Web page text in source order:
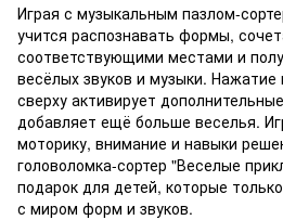
Играя с музыкальным пазлом-
учится распознавать формы,
соответствующими местами и
весёлых звуков и музыки. Нажатие
сверху активирует
добавляет ещё больше веселья.
моторику, внимание и навыки
головоломка-сортер "Веселые
подарок для детей, которые
с миром форм и звуков.